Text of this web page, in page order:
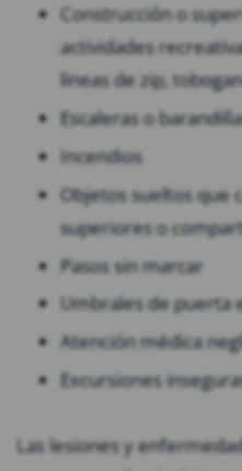
Construcción o
actividades
líneas de zip,
Escaleras o
Incendios
Objetos sueltos que
superiores o
Pasos sin marcar
Umbrales de puerta
Atención médica
Excursiones
Las lesiones y